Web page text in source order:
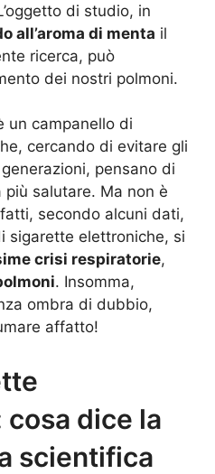
di studio, in
all’aroma di menta il
ricerca, può
dei nostri polmoni.
un campanello di
cercando di evitare gli
pensano di
salutare. Ma non è
secondo alcuni dati,
sigarette elettroniche, si
crisi respiratorie,
. Insomma,
ombra di dubbio,
affatto!
dice la
scientifica